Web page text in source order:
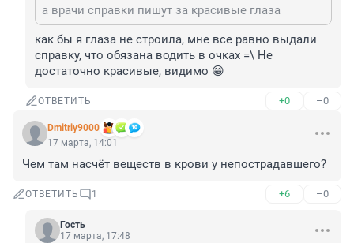
а врачи справки пишут за красивые глаза
как бы я глаза не строила, мне все равно выдали
справку, что обязана водить в очках =\ Не
достаточно красивые, видимо 😁
ОТВЕТИТЬ +0 –0
Dmitriy9000
17 марта, 14:01
Чем там насчёт веществ в крови у непострадавшего?
ОТВЕТИТЬ 1 +6 –0
Гость
17 марта, 17:48